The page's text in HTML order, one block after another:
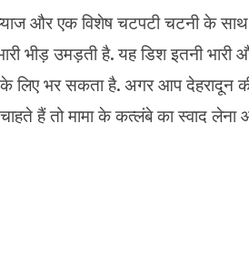
प्याज और एक विशेष चटपटी चटनी के
भीड़ उमड़ती है. यह डिश इतनी भारी
भर सकता है. अगर आप देहरादून की
हैं तो मामा के कत्लंबे का स्वाद